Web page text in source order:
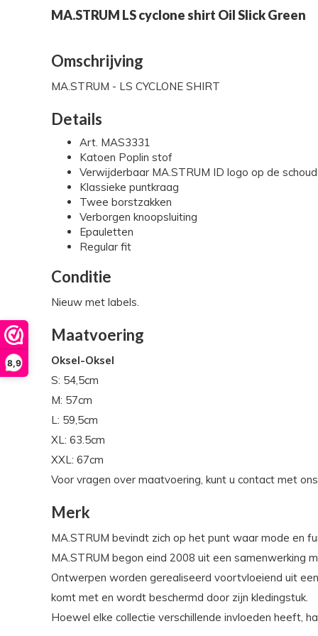
8,9
MA.STRUM LS cyclone shirt Oil Slick Green
Omschrijving
MA.STRUM - LS CYCLONE SHIRT
Details
Art. MAS3331
Katoen Poplin stof
Verwijderbaar MA.STRUM ID logo op de
Klassieke puntkraag
Twee borstzakken
Verborgen knoopsluiting
Epauletten
Regular fit
Conditie
Nieuw met labels.
Maatvoering
Oksel-Oksel
S: 54,5cm
M: 57cm
L: 59,5cm
XL: 63.5cm
XXL: 67cm
Voor vragen over maatvoering, kunt u contact met
Merk
MA.STRUM bevindt zich op het punt waar mode en
MA.STRUM begon eind 2008 uit een samenwerking
Ontwerpen worden gerealiseerd voortvloeiend uit
komt met en wordt beschermd door zijn kledingstuk.
Hoewel elke collectie verschillende invloeden heeft,